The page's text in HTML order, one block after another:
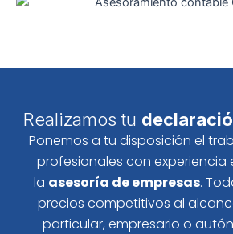
Realizamos tu
Ponemos a tu disposición el
profesionales con experiencia
la asesoría de empresas.
precios competitivos al
particular, empresario o